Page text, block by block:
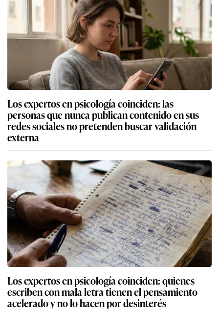
Los expertos en psicología coinciden: las
personas que nunca publican contenido en sus
redes sociales no pretenden buscar validación
externa
Los expertos en psicología coinciden: quienes
escriben con mala letra tienen el pensamiento
acelerado y no lo hacen por desinterés